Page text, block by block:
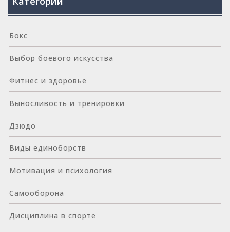
Бокс
Выбор боевого искусства
Фитнес и здоровье
Выносливость и тренировки
Дзюдо
Виды единоборств
Мотивация и психология
Самооборона
Дисциплина в спорте